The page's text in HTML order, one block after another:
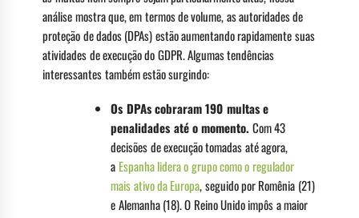
análise mostra que, em termos de volume, as autoridades de
proteção de dados (DPAs) estão aumentando rapidamente suas
atividades de execução do GDPR. Algumas tendências
interessantes também estão surgindo:
Os DPAs cobraram 190 multas e
penalidades até o momento. Com 43
decisões de execução tomadas até agora,
a Espanha lidera o grupo como o regulador
mais ativo da Europa, seguido por Romênia (21)
e Alemanha (18). O Reino Unido impôs a maior